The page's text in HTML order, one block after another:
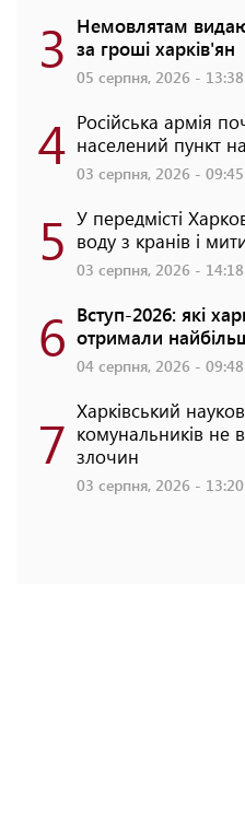
3 Немовлятам
за гроші харків'ян
05 серпня, 2026 - 13:38
4 Російська армія
населений пункт
03 серпня, 2026 - 09:45
5 У передмісті
воду з кранів і
03 серпня, 2026 - 14:18
6 Вступ-2026: які
отримали
04 серпня, 2026 - 09:48
7 Харківський
комунальників не
злочин
03 серпня, 2026 - 13:20